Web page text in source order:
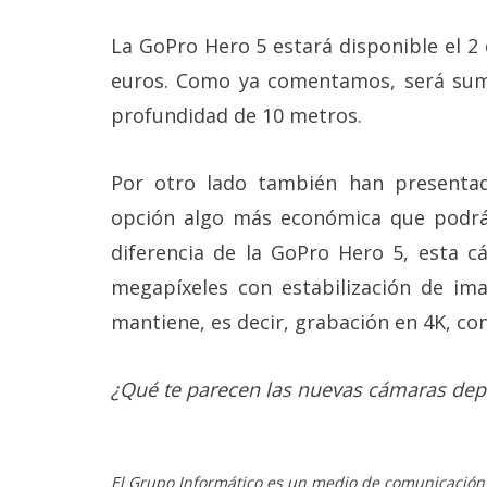
La GoPro Hero 5 estará disponible el
euros. Como ya comentamos, será
profundidad de 10 metros.
Por otro lado también han
opción algo más económica que
diferencia de la GoPro Hero 5, esta
megapíxeles con estabilización de
mantiene, es decir, grabación en 4K,
¿Qué te parecen las nuevas cámaras
El Grupo Informático es un medio de